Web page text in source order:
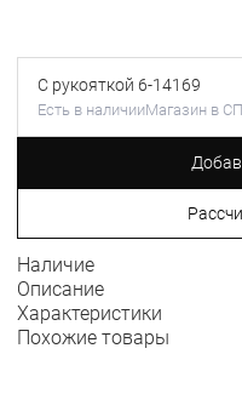
С рукояткой 6-14169
Есть в наличииМагазин в
Наличие
Описание
Характеристики
Похожие товары